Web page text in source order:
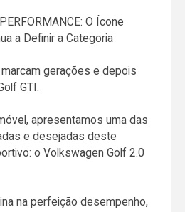
O Ícone
a Definir a Categoria
gerações e depois
GTI.
apresentamos uma das
e desejadas deste
o Volkswagen Golf 2.0
na perfeição desempenho,